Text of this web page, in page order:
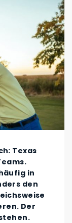
Texas
in
den
Der